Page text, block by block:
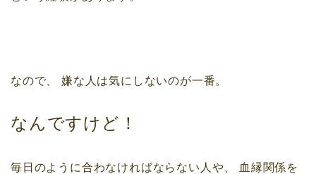
なので、 嫌な人は気にしないのが一番。
なんですけど！
毎日のように合わなければならない人や、
血縁関係を